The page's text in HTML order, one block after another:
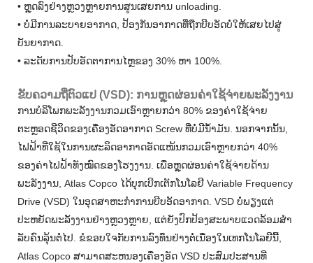
• ຫຼຸດລົງຢ່າງຫຼວງຫຼາຍການສູນເສຍການ unloading.
• ບໍ່ມີການລະບາຍອາກາດ, ປ້ອງກັນອາກາດທີ່ຖືກບີບອັດບໍ່ໃຫ້ເສຍໄປສູ່
ບັນຍາກາດ.
• ລະດັບການປັບອັດຕາການໄຫຼຂອງ 30% ຫາ 100%.
ຂັບຄວາມຖີ່ຕົວແປ (VSD): ການຫຼຸດຜ່ອນຄ່າໃຊ້ຈ່າຍພະລັງງານ
ການບໍລິໂພກພະລັງງານກວມເອົາຫຼາຍກວ່າ 80% ຂອງຄ່າໃຊ້ຈ່າຍ
ຕະຫຼອດຊີວິດຂອງເຄື່ອງອັດອາກາດ Screw ທີ່ບໍ່ມີນໍ້າມັນ. ນອກຈາກນັ້ນ,
ໄຟຟ້າທີ່ໃຊ້ໃນການຜະລິດອາກາດອັດແໜ້ນກວມເອົາຫຼາຍກວ່າ 40%
ຂອງຄ່າໄຟຟ້າທັງໝົດຂອງໂຮງງານ. ເພື່ອຫຼຸດຜ່ອນຄ່າໃຊ້ຈ່າຍດ້ານ
ພະລັງງານ, Atlas Copco ໄດ້ບຸກເບີກເຕັກໂນໂລຢີ Variable Frequency
Drive (VSD) ໃນອຸດສາຫະກໍາການບີບອັດອາກາດ. VSD ບໍ່ພຽງແຕ່
ປະຫຍັດພະລັງງານຢ່າງຫຼວງຫຼາຍ, ແຕ່ຍັງປົກປ້ອງສະພາບແວດລ້ອມສໍາ
ລັບຄົນລຸ້ນຕໍ່ໄປ. ຂໍຂອບໃຈກັບການລົງທຶນຢ່າງຕໍ່ເນື່ອງໃນເທກໂນໂລຍີນີ້,
Atlas Copco ສາມາດສະຫນອງເຄື່ອງອັດ VSD ປະສົມປະສານທີ່